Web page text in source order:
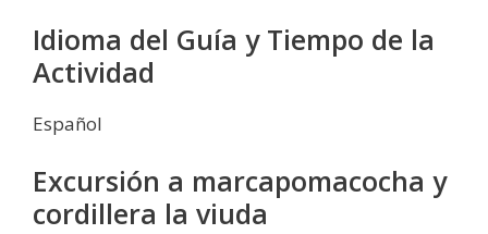
Idioma del Guía y Tiempo de la
Actividad
Español
Excursión a marcapomacocha y
cordillera la viuda